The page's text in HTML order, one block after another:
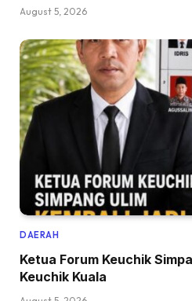
August 5, 2026
DAERAH
Ketua Forum Keuchik
Keuchik Kuala